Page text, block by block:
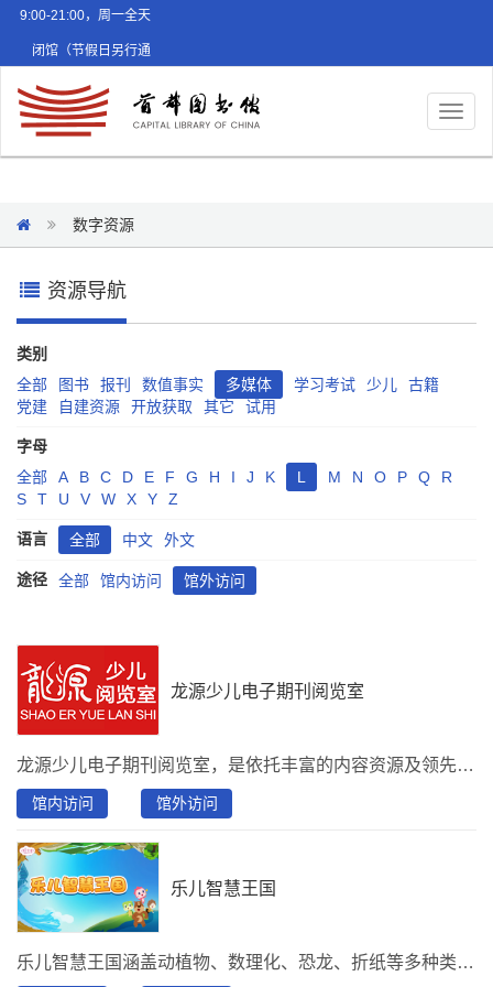
9:00-21:00，周一全天
闭馆（节假日另行通
数字资源
资源导航
类别
全部
图书 报刊 数值事实 多媒体 学习考试 少儿
古籍
党建
自建资源 开放获取 其它 试用
字母
全部
A B C D E F G H I J K L M N O P Q
R
S
T U V W X Y Z
语言 全部 中文 外文
途径 全部 馆内访问 馆外访问
龙源少儿电子期刊阅览室
龙源少儿电子期刊阅览室，是依托丰富的内容资源及领先的技术精心打造的一款，为少儿、教师、家长联合创建的课外综合类阅读平台。阅览室有助于青少年课外兴趣培养、教师授课和家长教育指导。分别有教育教学、少儿天地、 学生博览、健康生活、课外活动、快乐成长、学习辅导、大众阅读8大分类，资源包含500种期刊、100集音频和500种图书，推荐刊物：《读者》、《意林》、《百科知识》、《大自然探索》、《青春期健康》、《十月少年文学》、《军事文摘》、《世界博览》、《少年博览》、《中学生百科》 、《儿童故事画报》、……
馆内访问 馆外访问
乐儿智慧王国
乐儿智慧王国涵盖动植物、数理化、恐龙、折纸等多种类别，向少儿趣味讲解多种知识，陪伴孩子开启广阔未来。